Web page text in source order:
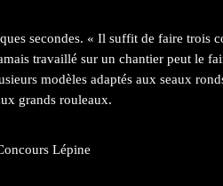
secondes. « Il suffit de faire trois
travaillé sur un chantier peut le
modèles adaptés aux seaux
grands rouleaux.
Lépine